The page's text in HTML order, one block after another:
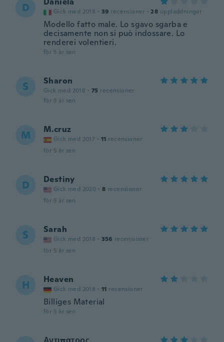
D Gick med 2018 · 39 recensioner · 28 uppladdningar
Modello fatto male. Lo sgavo sgarba e
decisamente non si può indossare. Lo
renderei volentieri.
för 5 år sen
S Sharon
Gick med 2018 · 75 recensioner
för 5 år sen
M M.cruz
Gick med 2017 · 11 recensioner
för 5 år sen
D Destiny
Gick med 2020 · 8 recensioner
för 5 år sen
S Sarah
Gick med 2018 · 356 recensioner
för 5 år sen
H Heaven
Gick med 2018 · 11 recensioner
Billiges Material
för 5 år sen